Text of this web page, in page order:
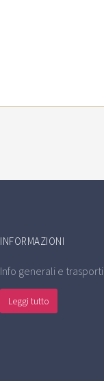
INFORMAZIONI
Info generali e trasporti
Leggi tutto